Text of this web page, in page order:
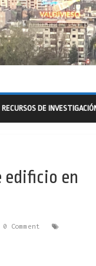
RECURSOS DE
edificio en
0 Comment